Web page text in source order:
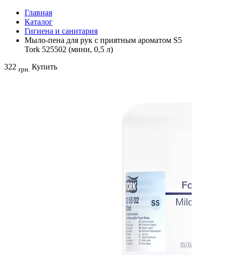
Главная
Каталог
Гигиена и санитария
Мыло-пена для рук с приятным ароматом S5
Tork 525502 (мини, 0,5 л)
322 грн. Купить